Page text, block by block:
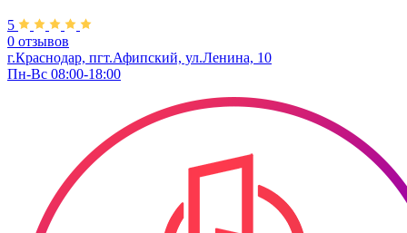
5
0 отзывов
г.Краснодар, пгт.Афипский, ул.Ленина, 10
Пн-Вс 08:00-18:00